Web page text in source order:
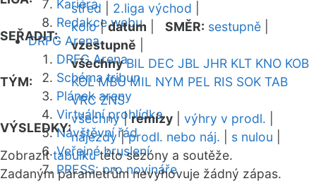
Kariéra
Redakce webu
DRFG Arena
DRFG Arena
Schéma tribun
Plánek areny
Virtuální prohlídka
Návštěvní řád
Veřejné bruslení
PRESS: pro novináře
střed
2.liga východ
SEŘADIT:
kolo|datum SMĚR: sestupně
vzestupně
TÝM:
všechny BIL DEC JBL JHR KLT KNO KOB
KOL MBU MIL NYM PEL RIS SOK TAB
VRC ZNS
VÝSLEDKY:
všechny|remízy výhry v prodl.
nájezdy|prodl. nebo náj. s nulou
Zobrazittabulkutéto sezóny a soutěže.
Zadaným parametrům nevyhovuje žádný zápas.